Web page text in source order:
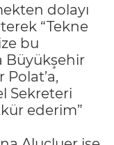
dolayı
“Tekne
bu
Büyükşehir
Polat’a,
Sekreteri
ederim”